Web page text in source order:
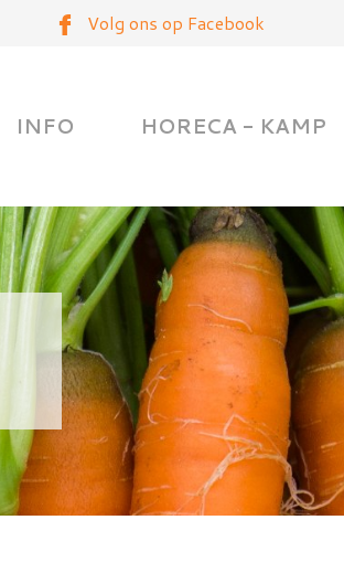
Volg ons op Facebook
INFO HORECA - KAMP